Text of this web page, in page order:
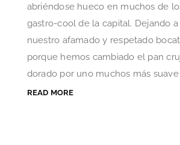
abriéndose hueco en muchos de
gastro-cool de la capital. Dejando
nuestro afamado y respetado
porque hemos cambiado el pan
dorado por uno muchos más suave
READ MORE